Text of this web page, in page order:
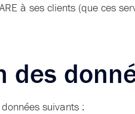
à ses clients (que ces
des
suivants :